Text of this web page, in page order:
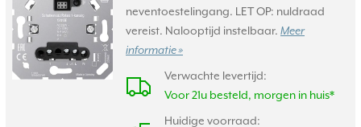
neventoestelingang. LET OP: nuldraad
vereist. Nalooptijd instelbaar. Meer
informatie »
Verwachte levertijd:
Voor 21u besteld, morgen in huis*
Huidige voorraad: